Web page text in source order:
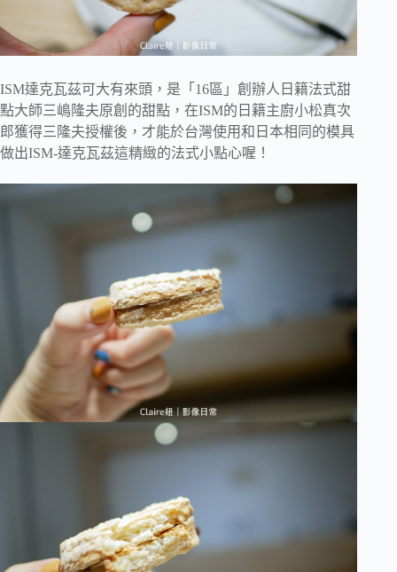
ISM達克瓦茲可大有來頭，是「16區」創辦人日籍法式甜
點大師三嶋隆夫原創的甜點，在ISM的日籍主廚小松真次
郎獲得三隆夫授權後，才能於台灣使用和日本相同的模具
做出ISM-達克瓦茲這精緻的法式小點心喔！